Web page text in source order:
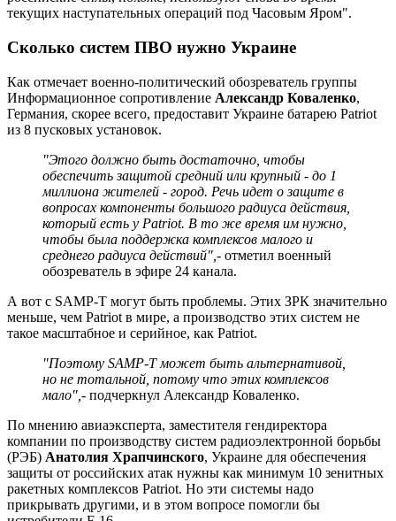
текущих наступательных операций под Часовым Яром".
Сколько систем ПВО нужно Украине
Как отмечает военно-политический обозреватель группы
Информационное сопротивление Александр Коваленко,
Германия, скорее всего, предоставит Украине батарею Patriot
из 8 пусковых установок.
"Этого должно быть достаточно, чтобы
обеспечить защитой средний или крупный - до 1
миллиона жителей - город. Речь идет о защите в
вопросах компоненты большого радиуса действия,
который есть у Patriot. В то же время им нужно,
чтобы была поддержка комплексов малого и
среднего радиуса действий", - отметил военный
обозреватель в эфире 24 канала.
А вот с SAMP-T могут быть проблемы. Этих ЗРК значительно
меньше, чем Patriot в мире, а производство этих систем не
такое масштабное и серийное, как Patriot.
"Поэтому SAMP-T может быть альтернативой,
но не тотальной, потому что этих комплексов
мало", - подчеркнул Александр Коваленко.
По мнению авиаэксперта, заместителя гендиректора
компании по производству систем радиоэлектронной борьбы
(РЭБ) Анатолия Храпчинского, Украине для обеспечения
защиты от российских атак нужны как минимум 10 зенитных
ракетных комплексов Patriot. Но эти системы надо
прикрывать другими, и в этом вопросе помогли бы